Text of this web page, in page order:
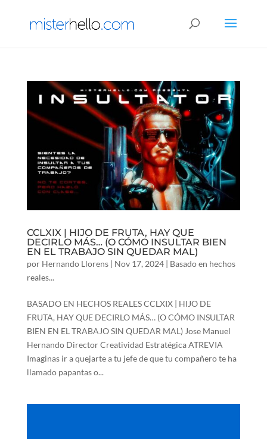
CCLXIX | HIJO DE FRUTA, HAY QUE
DECIRLO MÁS… (O CÓMO INSULTAR BIEN
EN EL TRABAJO SIN QUEDAR MAL)
por Hernando Llorens| Nov 17, 2024| Basado en hechos
reales...
BASADO EN HECHOS REALES CCLXIX | HIJO DE
FRUTA, HAY QUE DECIRLO MÁS… (O CÓMO INSULTAR
BIEN EN EL TRABAJO SIN QUEDAR MAL) Jose Manuel
Hernando Director Creatividad Estratégica ATREVIA
Imaginas ir a quejarte a tu jefe de que tu compañero te ha
llamado papantas o...